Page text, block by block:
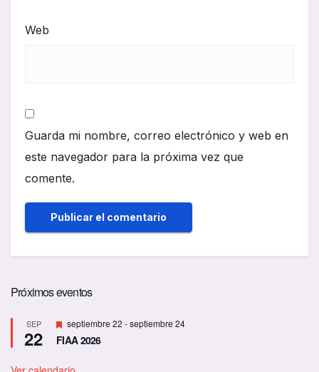
Web
Guarda mi nombre, correo electrónico y web en
este navegador para la próxima vez que
comente.
Próximos eventos
SEP
22
D
e
s
a
septiembre 22 -septiembre 24
FIAA 2026